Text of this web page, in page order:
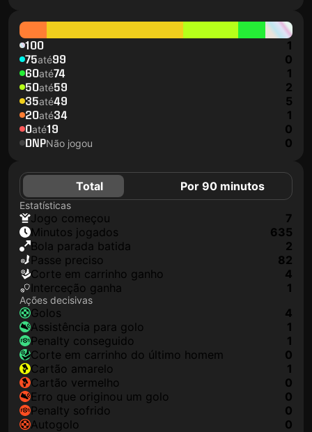
100 1
75até99 0
60até74 1
50até59 2
35até49 5
20até34 1
0até19 0
DNPNão jogou 0
Total Por 90 minutos
Estatísticas
jogo começou
7
minutos jogados
635
Bola parada batida
2
passe preciso
82
corte em carrinho ganho
4
interceção ganha
1
Ações decisivas
golos
4
assistência para golo
1
penalty conseguido
1
corte em carrinho do último homem
0
cartão amarelo
1
cartão vermelho
0
erro que originou um golo
0
penalty sofrido
0
autogolo
0